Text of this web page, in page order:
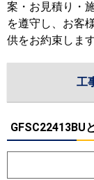
案・お見積り・
を遵守し、お客
供をお約束しま
工
GFSC22413BU